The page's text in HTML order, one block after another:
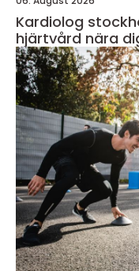
Kardiolog stockholm trygg och
hjärtvård nära